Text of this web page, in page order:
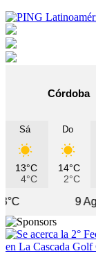
Córdoba
Sá
13°C
4°C
Do
14°C
2°C